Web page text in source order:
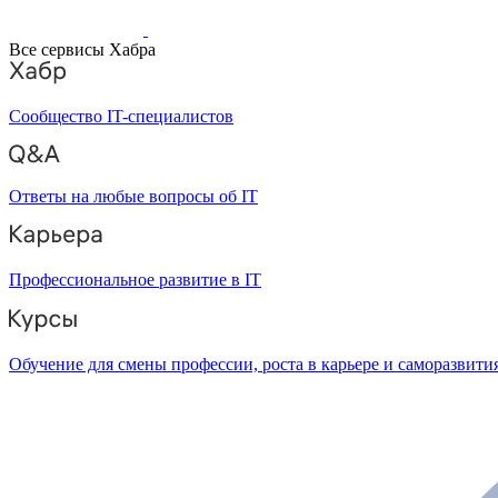
Все сервисы Хабра
Сообщество IT-специалистов
Ответы на любые вопросы об IT
Профессиональное развитие в IT
Обучение для смены профессии, роста в карьере и